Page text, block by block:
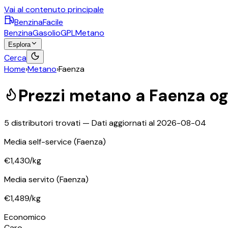
Vai al contenuto principale
BenzinaFacile
BenzinaGasolioGPLMetano
Esplora
Cerca
Home›Metano›Faenza
Prezzi metano a Faenza
5 distributori trovati — Dati aggiornati al2026-08-04
Media self-service (Faenza)
€1,430/kg
Media servito (Faenza)
€1,489/kg
Economico